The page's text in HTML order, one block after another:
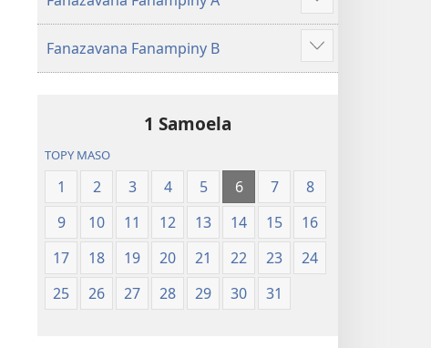
Hijery
misimisy
kokoa
Fanazavana Fanampiny B
Hijery
misimisy
1 Samoela
TOPY MASO
1 2 3 4 5 6 7
8
9
10 11 12 13 14 15
16
17
18 19 20 21 22 23
24
25
26 27 28 29 30 31